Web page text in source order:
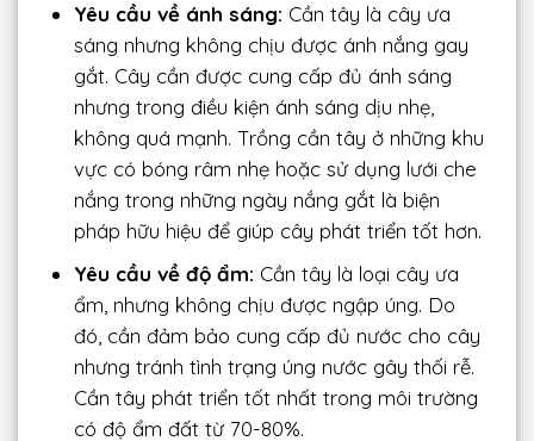
Yêu cầu về ánh sáng: Cần tây là cây ưa
sáng nhưng không chịu được ánh nắng gay
gắt. Cây cần được cung cấp đủ ánh sáng
nhưng trong điều kiện ánh sáng dịu nhẹ,
không quá mạnh. Trồng cần tây ở những khu
vực có bóng râm nhẹ hoặc sử dụng lưới che
nắng trong những ngày nắng gắt là biện
pháp hữu hiệu để giúp cây phát triển tốt hơn.
Yêu cầu về độ ẩm: Cần tây là loại cây ưa
ẩm, nhưng không chịu được ngập úng. Do
đó, cần đảm bảo cung cấp đủ nước cho cây
nhưng tránh tình trạng úng nước gây thối rễ.
Cần tây phát triển tốt nhất trong môi trường
có độ ẩm đất từ 70-80%.